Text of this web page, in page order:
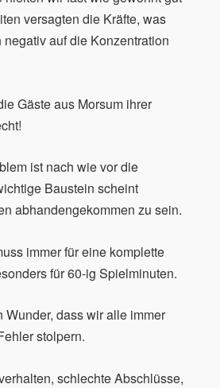
versagten die Kräfte, was
auf die Konzentration
Gäste aus Morsum ihrer
ist nach wie vor die
Baustein scheint
abhandengekommen zu sein.
immer für eine komplette
für 60-ig Spielminuten.
Wunder, dass wir alle immer
stolpern.
schlechte Abschlüsse,